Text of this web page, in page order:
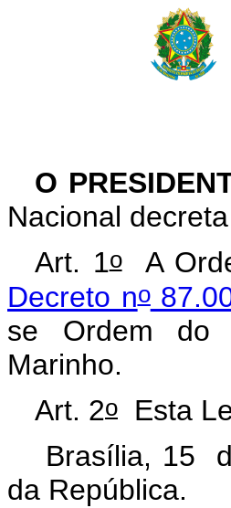
O
Nacional
Art. 1oA
Decreto no
se Ordem do
Marinho.
Art. 2o Esta
Brasília, 15
da República.